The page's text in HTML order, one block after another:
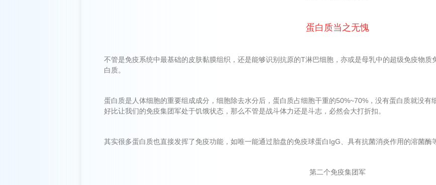
蛋白质当之无愧
不管是免疫系统中最基础的皮肤黏膜组织，还是能够识别抗原的T淋巴细胞，亦或是母乳中的超级免疫物
白质。
蛋白质是人体细胞的重要组成成分，细胞除去水分后，蛋白质占细胞干重的50%~70%，没有蛋白质就没有
好比让我们的免疫集团军处于饥饿状态，那么不管是战斗体力还是斗志，必然会大打折扣。
其实很多蛋白质也直接发挥了免疫功能，如唯一能通过胎盘的免疫球蛋白IgG、具有抗菌消炎作用的溶菌酶
第二个免疫集团军